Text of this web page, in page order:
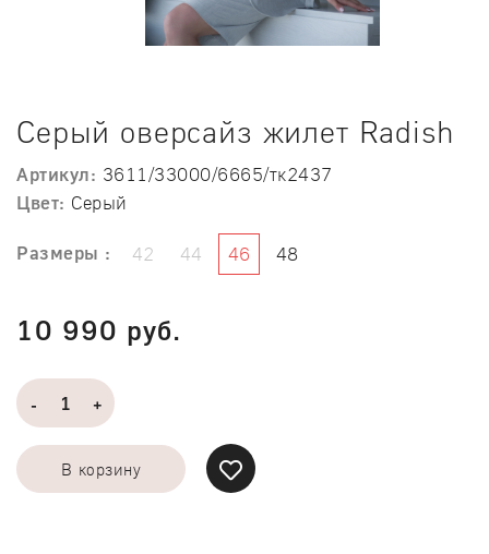
Серый оверсайз жилет Radish
Артикул: 3611/33000/6665/тк2437
Цвет: Серый
Размеры : 42 44 46 48
10 990 руб.
- +
В корзину